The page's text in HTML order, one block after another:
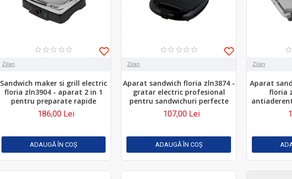
Zilan
Sandwich maker si grill electric
floria zln3904 - aparat 2 in 1
pentru preparate rapide
186,00 Lei
ADAUGĂ ÎN COŞ
Zilan
Aparat sandwich floria zln3874 -
gratar electric profesional
pentru sandwichuri perfecte
107,00 Lei
ADAUGĂ ÎN COŞ
Zilan
Aparat
floria